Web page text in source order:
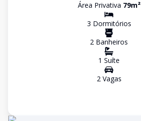
Área Privativa 79m²
3 Dormitórios
2 Banheiros
1 Suíte
2Vagas